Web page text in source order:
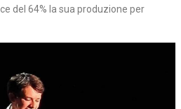
del 64% la sua produzione per